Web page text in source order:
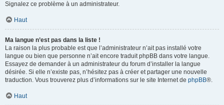
Signalez ce problème à un administrateur.
Haut
Ma langue n’est pas dans la liste !
La raison la plus probable est que l’administrateur n’ait pas installé votre
langue ou bien que personne n’ait encore traduit phpBB dans votre langue.
Essayez de demander à un administrateur du forum d’installer la langue
désirée. Si elle n’existe pas, n’hésitez pas à créer et partager une nouvelle
traduction. Vous trouverez plus d’informations sur le site Internet de phpBB®.
Haut